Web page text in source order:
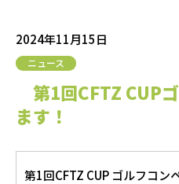
2024年11月15日
ニュース
第1回CFTZ CUP
ます！
第1回CFTZ CUP ゴルフコン